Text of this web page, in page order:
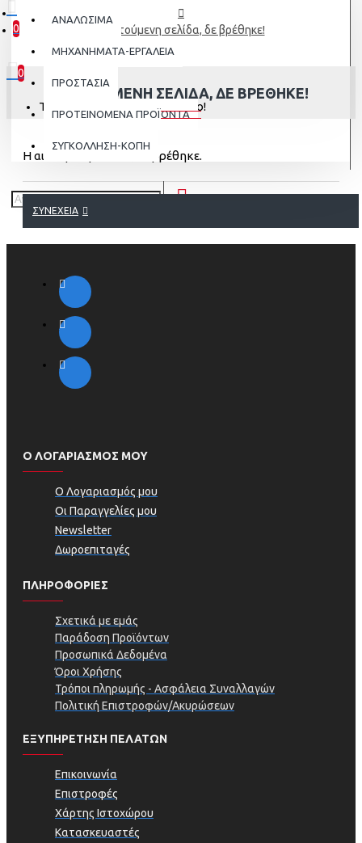
0
0 προϊόν(τα) - 0,00€
0
Το καλάθι αγορών είναι άδειο!
ΑΝΑΛΩΣΙΜΑ
ΜΗΧΑΝΗΜΑΤΑ-ΕΡΓΑΛΕΙΑ
ΠΡΟΣΤΑΣΙΑ
ΠΡΟΤΕΙΝΟΜΕΝΑ ΠΡΟΪΟΝΤΑ
ΣΥΓΚΟΛΛΗΣΗ-ΚΟΠΗ
Η αιτούμενη σελίδα, δε βρέθηκε!
Η ΑΙΤΟΎΜΕΝΗ ΣΕΛΊΔΑ, ΔΕ ΒΡΈΘΗΚΕ!
Η αιτούμενη σελίδα, δε βρέθηκε.
ΣΥΝΈΧΕΙΑ
Ο ΛΟΓΑΡΙΑΣΜΟΣ ΜΟΥ
Ο Λογαριασμός μου
Οι Παραγγελίες μου
Newsletter
Δωροεπιταγές
ΠΛΗΡΟΦΟΡΊΕΣ
Σχετικά με εμάς
Παράδοση Προϊόντων
Προσωπικά Δεδομένα
Όροι Χρήσης
Τρόποι πληρωμής - Ασφάλεια Συναλλαγών
Πολιτική Επιστροφών/Ακυρώσεων
ΕΞΥΠΗΡΕΤΗΣΗ ΠΕΛΑΤΩΝ
Επικοινωνία
Επιστροφές
Χάρτης Ιστοχώρου
Κατασκευαστές